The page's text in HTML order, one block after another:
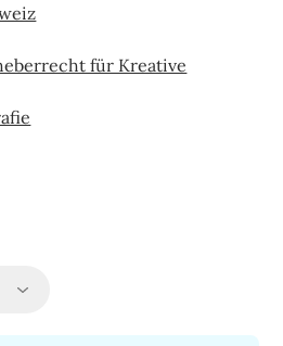
für Kreative